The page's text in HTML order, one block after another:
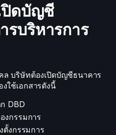
ปิดบัญชี
รบริหารการ
ล บริษัทต้องเปิดบัญชีธนาคาร
ใช้เอกสารดังนี้
DBD
งกรรมการ
ตั้งกรรมการ